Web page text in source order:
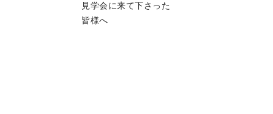
見学会に来て下さった
皆様へ